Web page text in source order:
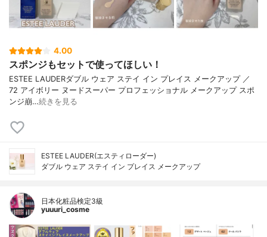
4.00
スポンジもセットで使ってほしい！
ESTEE LAUDERダブル ウェア ステイ イン プレイス メークアップ ／
72 アイボリー ヌードスーパー プロフェッショナル メークアップ スポ
ンジ崩…続きを見る
ESTEE LAUDER(エスティローダー)
ダブル ウェア ステイ イン プレイス メークアップ
日本化粧品検定3級
yuuuri_cosme